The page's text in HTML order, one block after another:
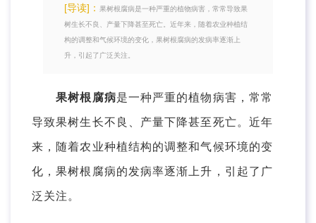
[导读]： 果树根腐病是一种严重的植物病害，常常导致果
树生长不良、产量下降甚至死亡。近年来，随着农业种植结
构的调整和气候环境的变化，果树根腐病的发病率逐渐上
升，引起了广泛关注。
果树根腐病是一种严重的植物病害，常常
导致果树生长不良、产量下降甚至死亡。近年
来，随着农业种植结构的调整和气候环境的变
化，果树根腐病的发病率逐渐上升，引起了广
泛关注。